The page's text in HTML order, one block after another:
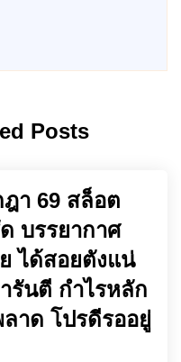
Posts
ฎา 69 สล็อต
บรรยากาศ
ได้สอยตังแน่
รันตี กำไรหลัก
าด โปรดีรออยู่